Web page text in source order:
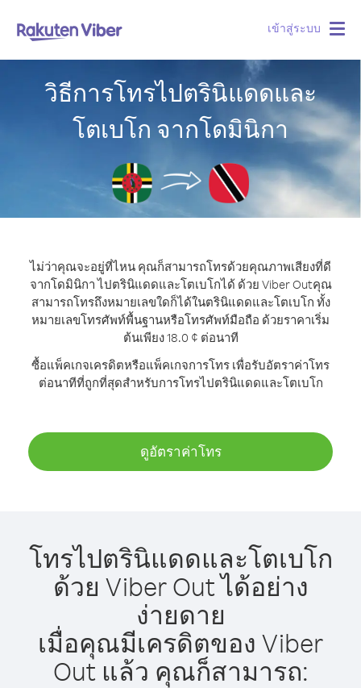
เข้าสู่ระบบ
วิธีการโทรไปตรินิแดดและ
โตเบโก จากโดมินิกา
ไม่ว่าคุณจะอยู่ที่ไหน คุณก็สามารถโทรด้วยคุณภาพเสียงที่ดี
จากโดมินิกา ไปตรินิแดดและโตเบโกได้ ด้วย Viber Outคุณ
สามารถโทรถึงหมายเลขใดก็ได้ในตรินิแดดและโตเบโก ทั้ง
หมายเลขโทรศัพท์พื้นฐานหรือโทรศัพท์มือถือ ด้วยราคาเริ่ม
ต้นเพียง 18.0 ¢ ต่อนาที
ซื้อแพ็คเกจเครดิตหรือแพ็คเกจการโทร เพื่อรับอัตราค่าโทร
ต่อนาทีที่ถูกที่สุดสำหรับการโทรไปตรินิแดดและโตเบโก
ดูอัตราค่าโทร
โทรไปตรินิแดดและโตเบโก
ด้วย Viber Out ได้อย่าง
ง่ายดาย
เมื่อคุณมีเครดิตของ Viber
Out แล้ว คุณก็สามารถ: